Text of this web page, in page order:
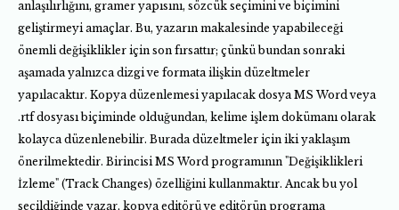
anlaşılırlığını, gramer yapısını, sözcük seçimini ve biçimini
geliştirmeyi amaçlar. Bu, yazarın makalesinde yapabileceği
önemli değişiklikler için son fırsattır; çünkü bundan sonraki
aşamada yalnızca dizgi ve formata ilişkin düzeltmeler
yapılacaktır. Kopya düzenlemesi yapılacak dosya MS Word veya
.rtf dosyası biçiminde olduğundan, kelime işlem dokümanı olarak
kolayca düzenlenebilir. Burada düzeltmeler için iki yaklaşım
önerilmektedir. Birincisi MS Word programının "Değişiklikleri
İzleme" (Track Changes) özelliğini kullanmaktır. Ancak bu yol
seçildiğinde yazar, kopya editörü ve editörün programa